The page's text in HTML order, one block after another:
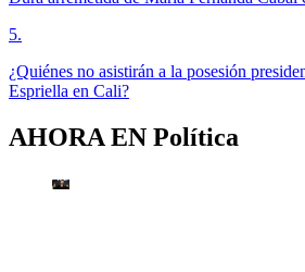
5.
¿Quiénes no asistirán a la posesión
Espriella en Cali?
AHORA EN Política